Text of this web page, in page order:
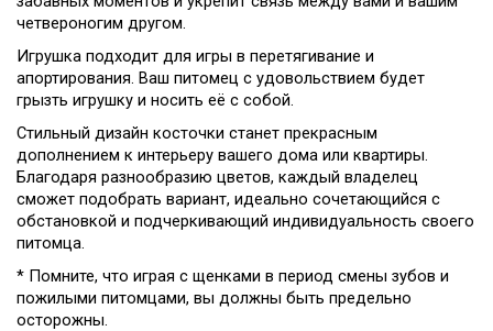
четвероногим другом.
Игрушка подходит для игры в перетягивание и
апортирования. Ваш питомец с удовольствием будет
грызть игрушку и носить её с собой.
Стильный дизайн косточки станет прекрасным
дополнением к интерьеру вашего дома или квартиры.
Благодаря разнообразию цветов, каждый владелец
сможет подобрать вариант, идеально сочетающийся с
обстановкой и подчеркивающий индивидуальность своего
питомца.
* Помните, что играя с щенками в период смены зубов и
пожилыми питомцами, вы должны быть предельно
осторожны.